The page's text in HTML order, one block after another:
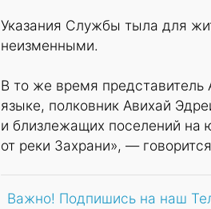
Указания Службы тыла для
неизменными.
В то же время
языке, полковник Авихай
и близлежащих поселений на
от реки Захрани», —
Важно! Подпишись на наш